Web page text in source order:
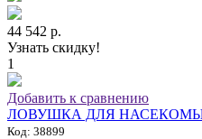
44 542 р.
Узнать скидку!
1
Добавить к сравнению
ЛОВУШКА ДЛЯ НАСЕКОМЫХ
Код: 38899